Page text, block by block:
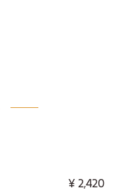
¥2,420